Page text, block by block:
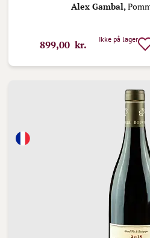
Alex Gambal,
899,00 kr. Ikke på lager